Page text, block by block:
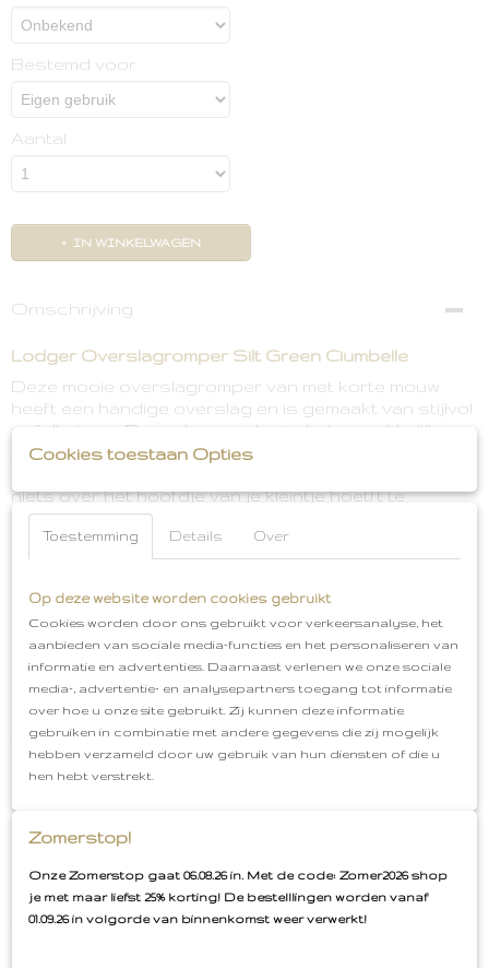
Bestemd voor
Aantal
IN WINKELWAGEN
Omschrijving
Lodger Overslagromper Silt Green Ciumbelle
Deze mooie overslagromper van met korte mouw
heeft een handige overslag en is gemaakt van stijlvol
wafelkatoen. Door de overslag is het gemakkelijk om
je kleintje aan te kleden. Aan de voorzijde van de
niets over het hoofdje van je kleintje hoetft te
trekken. Daarom is deze romper zeker voor de
NewBorns uitermate geschikt.
mouwen is gemaakt van 100% gebreid katoen.
Daardoor zijn de rompers luchtig en ademend en
romper ook perfect om te dragen in de zomer. De
overslagromper is Oeko=Tex gecertificeerd en dus
vrij van schadelijke stoffen. Bij de beentjes zitten er
extra plooitjes zodat er meer ruimte is voor de luier
slofjes, swaddles, krabwantjes en babymutjes en
creëer het ideale cadeaupakket of maak je
babyuitzet compleet!
Overslagromper
Kleur: Silt Green Ciumbelle
Cookies toestaan Opties
Toestemming Details Over
Op deze website worden cookies gebruikt
Cookies worden door ons gebruikt voor verkeersanalyse, het
aanbieden van sociale media-functies en het personaliseren van
informatie en advertenties. Daarnaast verlenen we onze sociale
media-, advertentie- en analysepartners toegang tot informatie
over hoe u onze site gebruikt. Zij kunnen deze informatie
gebruiken in combinatie met andere gegevens die zij mogelijk
hebben verzameld door uw gebruik van hun diensten of die u
hen hebt verstrekt.
Zomerstop!
Onze Zomerstop gaat 06.08.26 in. Met de code: Zomer2026 shop
je met maar liefst 25% korting! De bestelllingen worden vanaf
01.09.26 in volgorde van binnenkomst weer verwerkt!